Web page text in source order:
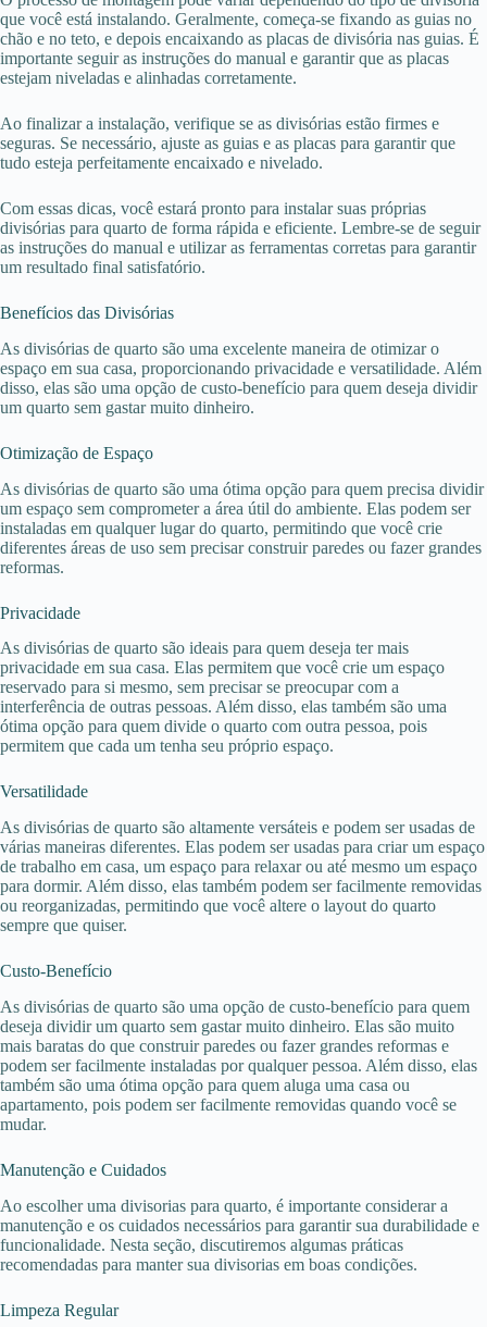
que você está instalando. Geralmente, começa-se fixando as guias no
chão e no teto, e depois encaixando as placas de divisória nas guias. É
importante seguir as instruções do manual e garantir que as placas
estejam niveladas e alinhadas corretamente.
Ao finalizar a instalação, verifique se as divisórias estão firmes e
seguras. Se necessário, ajuste as guias e as placas para garantir que
tudo esteja perfeitamente encaixado e nivelado.
Com essas dicas, você estará pronto para instalar suas próprias
divisórias para quarto de forma rápida e eficiente. Lembre-se de seguir
as instruções do manual e utilizar as ferramentas corretas para garantir
um resultado final satisfatório.
Benefícios das Divisórias
As divisórias de quarto são uma excelente maneira de otimizar o
espaço em sua casa, proporcionando privacidade e versatilidade. Além
disso, elas são uma opção de custo-benefício para quem deseja dividir
um quarto sem gastar muito dinheiro.
Otimização de Espaço
As divisórias de quarto são uma ótima opção para quem precisa dividir
um espaço sem comprometer a área útil do ambiente. Elas podem ser
instaladas em qualquer lugar do quarto, permitindo que você crie
diferentes áreas de uso sem precisar construir paredes ou fazer grandes
reformas.
Privacidade
As divisórias de quarto são ideais para quem deseja ter mais
privacidade em sua casa. Elas permitem que você crie um espaço
reservado para si mesmo, sem precisar se preocupar com a
interferência de outras pessoas. Além disso, elas também são uma
ótima opção para quem divide o quarto com outra pessoa, pois
permitem que cada um tenha seu próprio espaço.
Versatilidade
As divisórias de quarto são altamente versáteis e podem ser usadas de
várias maneiras diferentes. Elas podem ser usadas para criar um espaço
de trabalho em casa, um espaço para relaxar ou até mesmo um espaço
para dormir. Além disso, elas também podem ser facilmente removidas
ou reorganizadas, permitindo que você altere o layout do quarto
sempre que quiser.
Custo-Benefício
As divisórias de quarto são uma opção de custo-benefício para quem
deseja dividir um quarto sem gastar muito dinheiro. Elas são muito
mais baratas do que construir paredes ou fazer grandes reformas e
podem ser facilmente instaladas por qualquer pessoa. Além disso, elas
também são uma ótima opção para quem aluga uma casa ou
apartamento, pois podem ser facilmente removidas quando você se
mudar.
Manutenção e Cuidados
Ao escolher uma divisorias para quarto, é importante considerar a
manutenção e os cuidados necessários para garantir sua durabilidade e
funcionalidade. Nesta seção, discutiremos algumas práticas
recomendadas para manter sua divisorias em boas condições.
Limpeza Regular